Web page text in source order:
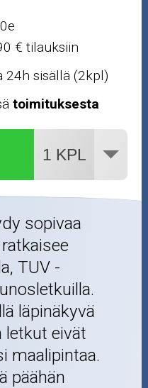
€ tilauksiin
24h sisällä (2kpl)
toimituksesta
sopivaa
TUV -
läpinäkyvä
letkut eivät
maalipintaa.
päähän